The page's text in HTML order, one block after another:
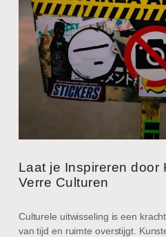
Laat je Inspireren door
Verre Culturen
Culturele uitwisseling is een
van tijd en ruimte overstijgt.